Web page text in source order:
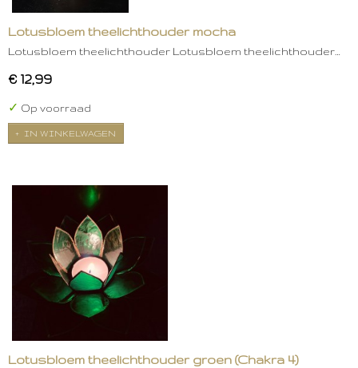
Lotusbloem theelichthouder mocha
Lotusbloem theelichthouder Lotusbloem theelichthouder…
€ 12,99
✓ Op voorraad
IN WINKELWAGEN
Lotusbloem theelichthouder groen (Chakra 4)